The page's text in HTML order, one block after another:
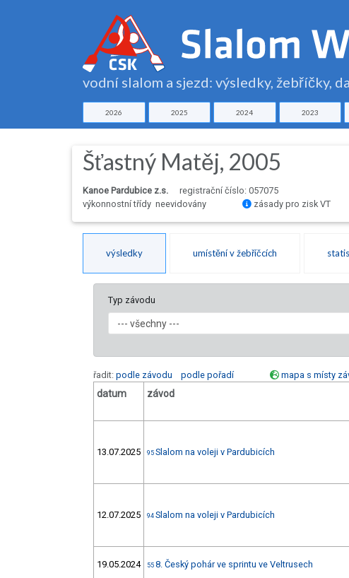
vodní slalom a sjezd: výsledky, žebříčky,
2026 2025 2024 2023
Šťastný Matěj, 2005
Kanoe Pardubice z.s.
registrační číslo: 057075
výkonnostní třídy neevidovány
zásady pro zisk VT
výsledky umístění v žebříčcích
Typ závodu
řadit: podle závodu podle pořadí mapa s místy
datum závod
13.07.2025 95 Slalom na voleji v Pardubicích
12.07.2025 94 Slalom na voleji v Pardubicích
19.05.2024 55 8. Český pohár ve sprintu ve Veltrusech